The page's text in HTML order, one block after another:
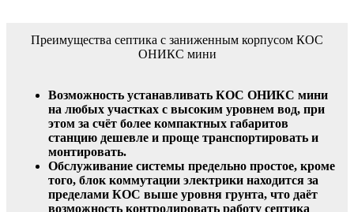
Преимущества септика с заниженным корпусом КОС
ОНИКС мини
Возможность устанавливать КОС ОНИКС мини
на любых участках с высоким уровнем вод, при
этом за счёт более компактных габаритов
станцию дешевле и проще транспортировать и
монтировать.
Обслуживание системы предельно простое, кроме
того, блок коммутации электрики находится за
пределами КОС выше уровня грунта, что даёт
возможность контролировать работу септика